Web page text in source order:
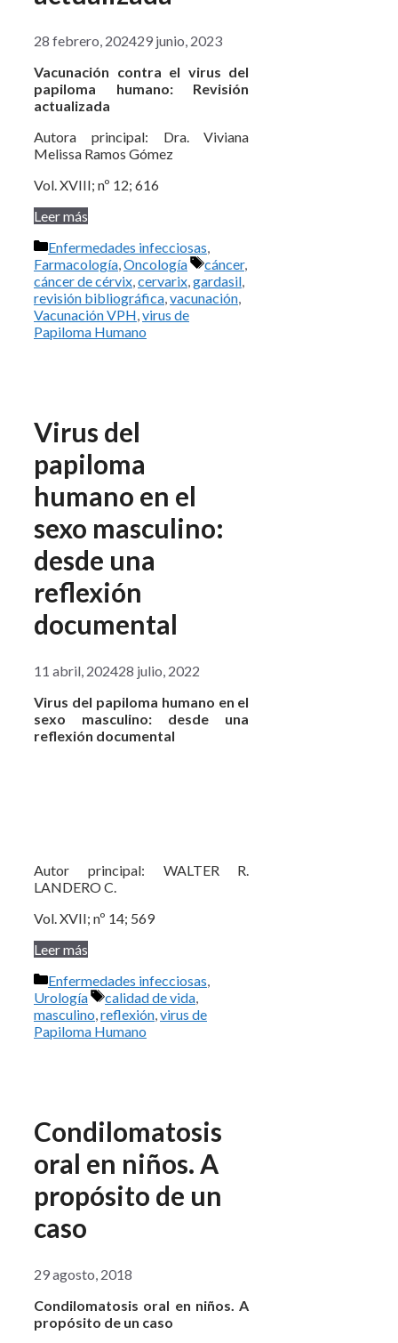
28 febrero, 202429 junio, 2023
Vacunación contra el virus del
papiloma humano: Revisión
actualizada
Autora principal: Dra. Viviana
Melissa Ramos Gómez
Vol. XVIII; nº 12; 616
Leer más
Categorías
Enfermedades infecciosas,
Farmacología,Oncología Etiquetas
cáncer,
cáncer de cérvix,cervarix,gardasil,
revisión bibliográfica,vacunación,
Vacunación VPH,virus de
Papiloma Humano
Virus del
papiloma
humano en el
sexo masculino:
desde una
reflexión
documental
11 abril, 202428 julio, 2022
Virus del papiloma humano en el
sexo masculino: desde una
reflexión documental
Autor principal: WALTER R.
LANDERO C.
Vol. XVII; nº 14; 569
Leer más
Categorías
Enfermedades infecciosas
Urología
Etiquetas
calidad de vida
masculino reflexión virus de
Papiloma Humano
Condilomatosis
oral en niños. A
propósito de un
caso
29 agosto, 2018
Condilomatosis oral en niños. A
propósito de un caso